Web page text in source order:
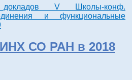
V Школы-конф.
и функциональные
СО РАН в 2018